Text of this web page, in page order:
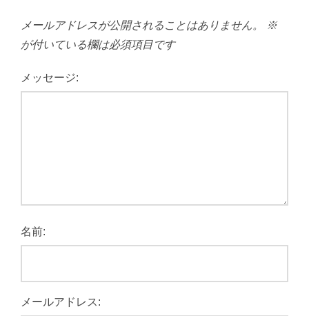
メールアドレスが公開されることはありません。
※
が付いている欄は必須項目です
メッセージ:
名前:
メールアドレス: